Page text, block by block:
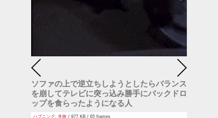
ソファの上で逆立ちしようとしたらバランス
を崩してテレビに突っ込み勝手にバックドロ
ップを食らったようになる人
ハプニング, 失敗 / 977 KB / 65 frames